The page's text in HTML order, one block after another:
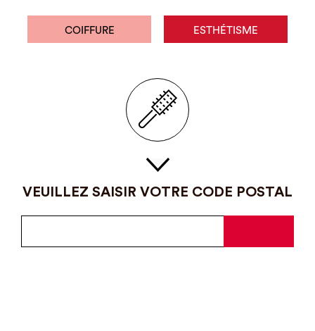
COIFFURE ESTHÉTISME
VEUILLEZ SAISIR VOTRE CODE POSTAL